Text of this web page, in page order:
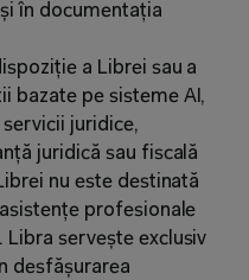
în documentația
a Librei sau a
bazate pe sisteme AI,
juridice,
juridică sau fiscală
nu este destinată
profesionale
Libra servește exclusiv
desfășurarea